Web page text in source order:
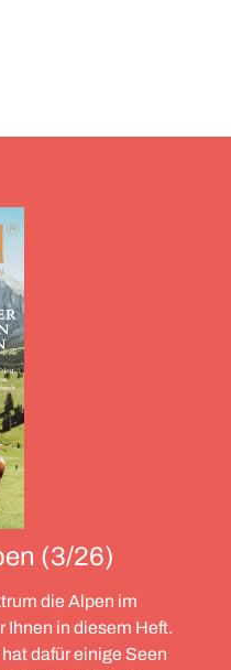
(3/26)
die Alpen im
Ihnen in diesem Heft.
dafür einige Seen